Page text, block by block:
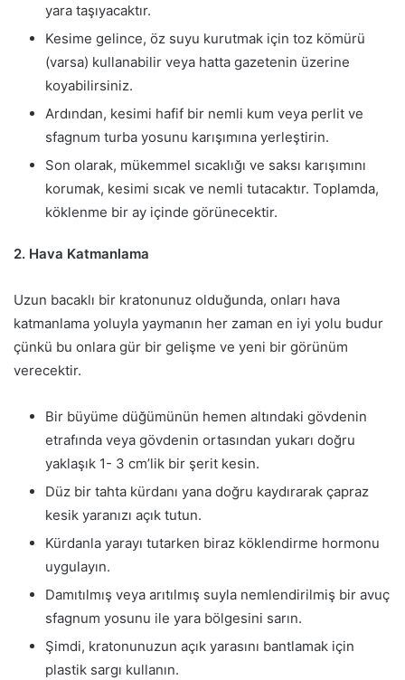
yara taşıyacaktır.
Kesime gelince, öz suyu kurutmak için toz kömürü
(varsa) kullanabilir veya hatta gazetenin üzerine
koyabilirsiniz.
Ardından, kesimi hafif bir nemli kum veya perlit ve
sfagnum turba yosunu karışımına yerleştirin.
Son olarak, mükemmel sıcaklığı ve saksı karışımını
korumak, kesimi sıcak ve nemli tutacaktır. Toplamda,
köklenme bir ay içinde görünecektir.
2. Hava Katmanlama
Uzun bacaklı bir kratonunuz olduğunda, onları hava
katmanlama yoluyla yaymanın her zaman en iyi yolu budur
çünkü bu onlara gür bir gelişme ve yeni bir görünüm
verecektir.
Bir büyüme düğümünün hemen altındaki gövdenin
etrafında veya gövdenin ortasından yukarı doğru
yaklaşık 1- 3 cm’lik bir şerit kesin.
Düz bir tahta kürdanı yana doğru kaydırarak çapraz
kesik yaranızı açık tutun.
Kürdanla yarayı tutarken biraz köklendirme hormonu
uygulayın.
Damıtılmış veya arıtılmış suyla nemlendirilmiş bir avuç
sfagnum yosunu ile yara bölgesini sarın.
Şimdi, kratonunuzun açık yarasını bantlamak için
plastik sargı kullanın.